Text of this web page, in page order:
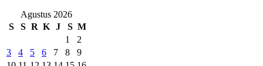
Agustus 2026
S
S R K J S M
1
2
3
4 5 6 7 8
9